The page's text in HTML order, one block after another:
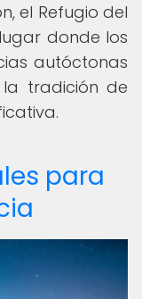
el Refugio del
donde los
autóctonas
tradición de
para